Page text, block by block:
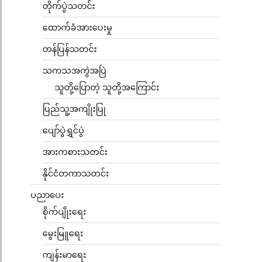
တိုက်ပွဲသတင်း
ထောက်ခံအားပေးမှု
တန်ပြန်သတင်း
သကသအကွဲအပြဲ
သူတို့ပြောတဲ့ သူတို့အကြောင်း
ပြည်သူ့အကျိုးပြု
ပျော်ပွဲရွှင်ပွဲ
အားကစားသတင်း
နိုင်ငံတကာသတင်း
ပညာပေး
စိုက်ပျိုးရေး
မွေးမြူရေး
ကျန်းမာရေး